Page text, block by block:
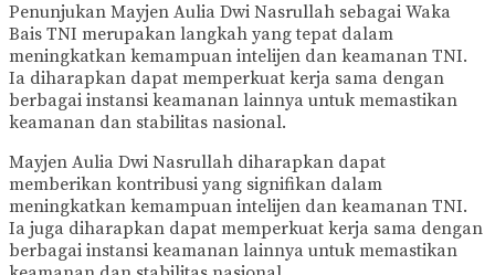
Penunjukan Mayjen Aulia Dwi Nasrullah sebagai Waka
Bais TNI merupakan langkah yang tepat dalam
meningkatkan kemampuan intelijen dan keamanan TNI.
Ia diharapkan dapat memperkuat kerja sama dengan
berbagai instansi keamanan lainnya untuk memastikan
keamanan dan stabilitas nasional.
Mayjen Aulia Dwi Nasrullah diharapkan dapat
memberikan kontribusi yang signifikan dalam
meningkatkan kemampuan intelijen dan keamanan TNI.
Ia juga diharapkan dapat memperkuat kerja sama dengan
berbagai instansi keamanan lainnya untuk memastikan